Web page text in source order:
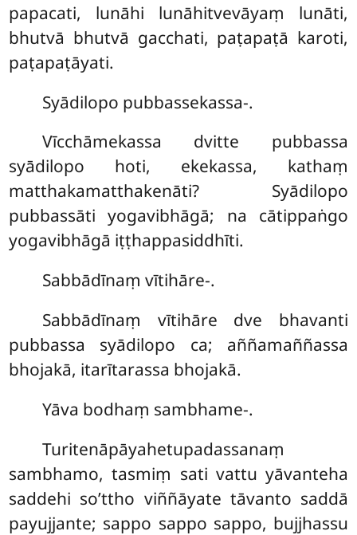
papacati, lunāhi lunāhitvevāyaṃ lunāti,
bhutvā bhutvā gacchati, paṭapaṭā karoti,
paṭapaṭāyati.
Syādilopo pubbassekassa-.
Vīcchāmekassa dvitte pubbassa
syādilopo hoti, ekekassa, kathaṃ
matthakamatthakenāti? Syādilopo
pubbassāti yogavibhāgā; na cātippaṅgo
yogavibhāgā iṭṭhappasiddhīti.
Sabbādīnaṃ vītihāre-.
Sabbādīnaṃ vītihāre dve bhavanti
pubbassa syādilopo ca; aññamaññassa
bhojakā, itarītarassa bhojakā.
Yāva bodhaṃ sambhame-.
Turitenāpāyahetupadassanaṃ
sambhamo, tasmiṃ sati vattu yāvanteha
saddehi so’ttho viññāyate tāvanto saddā
payujjante; sappo sappo sappo, bujjhassu